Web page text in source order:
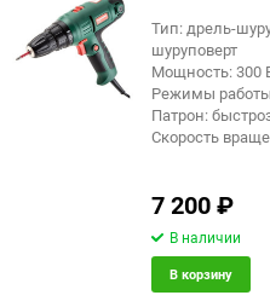
еще 3 фото
Тип: дрель-
шуруповерт
Мощность: 300
Режимы
Патрон:
Скорость
7 200₽
В наличии
В корзину